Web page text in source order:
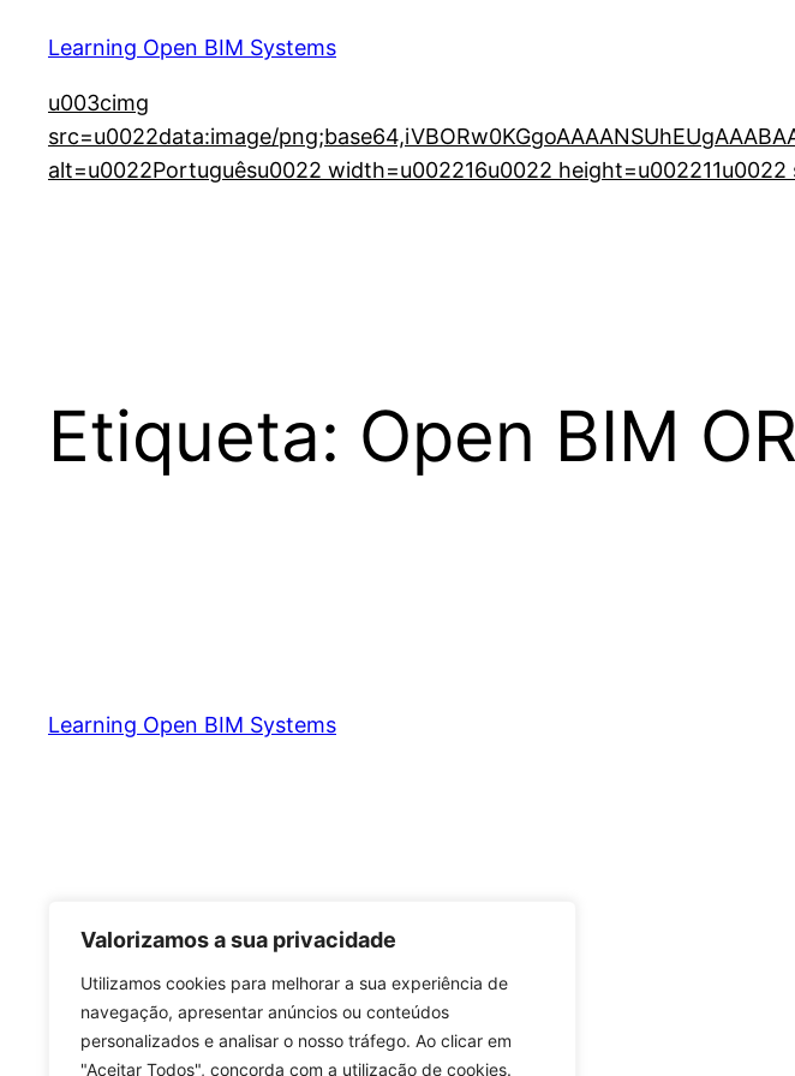
Valorizamos a sua privacidade
Utilizamos cookies para melhorar a sua experiência de
navegação, apresentar anúncios ou conteúdos
personalizados e analisar o nosso tráfego. Ao clicar em
"Aceitar Todos", concorda com a utilização de cookies.
Learning Open BIM Systems
u003cimg
src=u0022data:image/
alt=u0022Portuguêsu0022 width=u002216u0022
Etiqueta: Open BIM
Learning Open BIM Systems